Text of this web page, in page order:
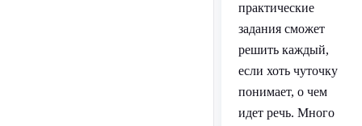
практические
задания сможет
решить каждый,
если хоть чуточку
понимает, о чем
идет речь. Много